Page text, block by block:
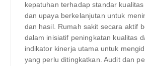
kepatuhan terhadap standar
dan upaya berkelanjutan untuk
dan hasil. Rumah sakit secara aktif
dalam inisiatif peningkatan kualitas
indikator kinerja utama untuk
yang perlu ditingkatkan. Audit dan